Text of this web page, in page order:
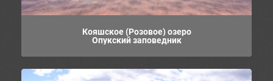
Кояшское (Розовое) озеро
Опукский заповедник